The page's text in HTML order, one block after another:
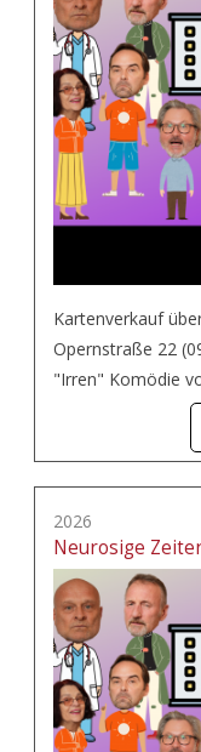
Kartenverkauf
Opernstraße 22
"Irren" Komödie
2026
Neurosige